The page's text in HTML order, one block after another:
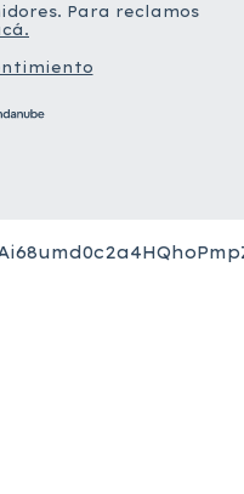
Para reclamos